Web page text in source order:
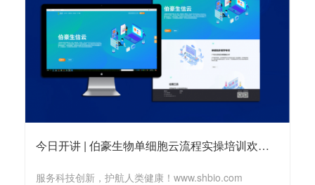
今日开讲 | 伯豪生物单细胞云流程实操培训欢迎您报名参与
服务科技创新，护航人类健康！www.shbio.com